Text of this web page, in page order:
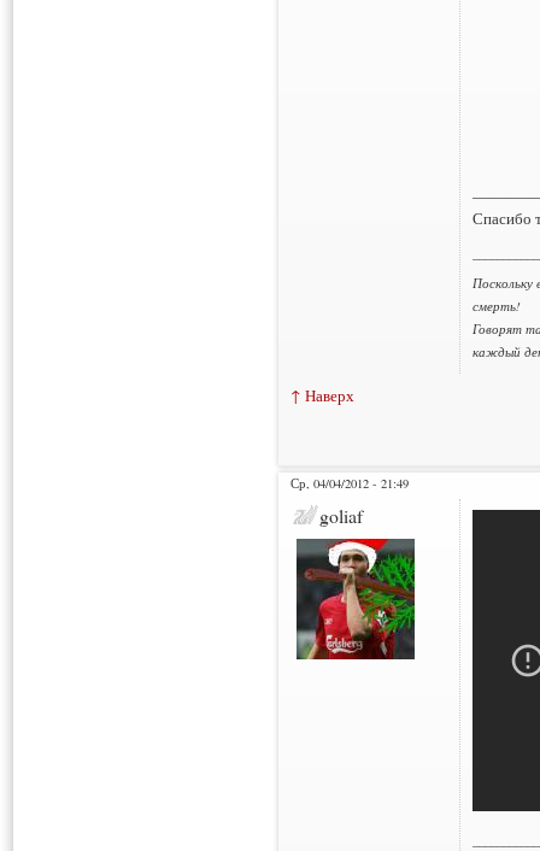
Спасибо
смерть!
Говорят
каждый
↑ Наверх
Ср, 04/04/2012 - 21:49
goliaf